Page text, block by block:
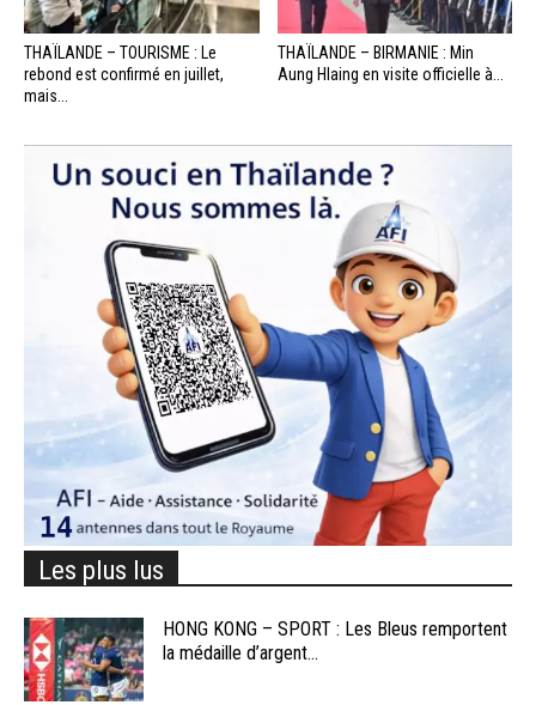
THAÏLANDE – TOURISME : Le
rebond est confirmé en juillet,
mais...
THAÏLANDE – BIRMANIE : Min
Aung Hlaing en visite officielle à...
Les plus lus
HONG KONG – SPORT : Les Bleus remportent
la médaille d’argent...